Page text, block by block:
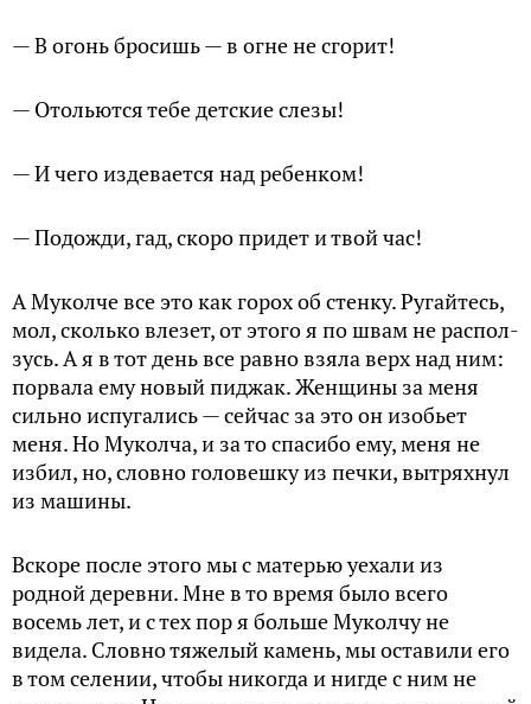
— В огонь бросишь — в огне не сгорит!
— Отольются тебе детские слезы!
— И чего издевается над ребенком!
— Подожди, гад, скоро придет и твой час!
А Муколче все это как горох об стенку. Ругайтесь,
мол, сколько влезет, от этого я по швам не распол­
зусь. А я в тот день все равно взяла верх над ним:
порвала ему новый пиджак. Женщины за меня
сильно испугались — сейчас за это он изобьет
меня. Но Муколча, и за то спасибо ему, меня не
избил, но, словно головешку из печки, вытряхнул
из машины.
Вскоре после этого мы с матерью уехали из
родной деревни. Мне в то время было всего
восемь лет, и с тех пор я больше Муколчу не
видела. Словно тяжелый камень, мы оставили его
в том селении, чтобы никогда и нигде с ним не